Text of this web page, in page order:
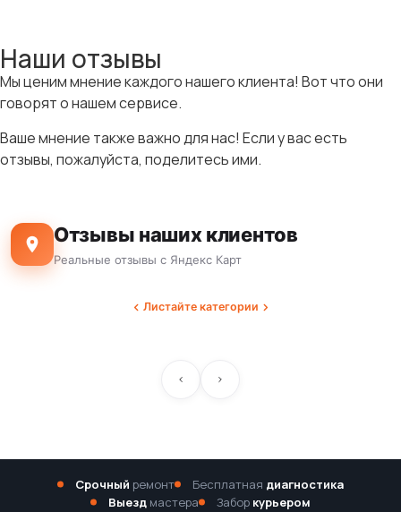
Наши отзывы
Мы ценим мнение каждого нашего клиента! Вот что они
говорят о нашем сервисе.
Ваше мнение также важно для нас! Если у вас есть
отзывы, пожалуйста, поделитесь ими.
Отзывы наших клиентов
Реальные отзывы с Яндекс Карт
Листайте категории
Срочный ремонт Бесплатная диагностика
Выезд мастера Забор курьером